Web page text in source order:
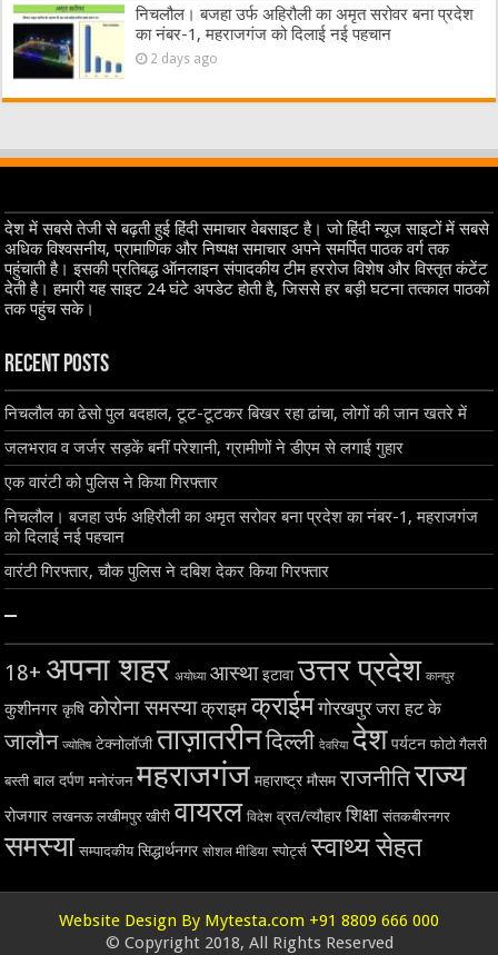
निचलौल। बजहा उर्फ अहिरौली का अमृत सरोवर बना प्रदेश
का नंबर-1, महराजगंज को दिलाई नई पहचान
2 days ago
देश में सबसे तेजी से बढ़ती हुई हिंदी समाचार वेबसाइट है। जो हिंदी न्यूज साइटों में सबसे
अधिक विश्वसनीय, प्रामाणिक और निष्पक्ष समाचार अपने समर्पित पाठक वर्ग तक
पहुंचाती है। इसकी प्रतिबद्ध ऑनलाइन संपादकीय टीम हररोज विशेष और विस्तृत कंटेंट
देती है। हमारी यह साइट 24 घंटे अपडेट होती है, जिससे हर बड़ी घटना तत्काल पाठकों
तक पहुंच सके।
Recent Posts
निचलौल का ढेसो पुल बदहाल, टूट-टूटकर बिखर रहा ढांचा, लोगों की जान खतरे में
जलभराव व जर्जर सड़कें बनीं परेशानी, ग्रामीणों ने डीएम से लगाई गुहार
एक वारंटी को पुलिस ने किया गिरफ्तार
निचलौल। बजहा उर्फ अहिरौली का अमृत सरोवर बना प्रदेश का नंबर-1, महराजगंज
को दिलाई नई पहचान
वारंटी गिरफ्तार, चौक पुलिस ने दबिश देकर किया गिरफ्तार
–
18+ अपना शहर अयोध्या आस्था इटावा उत्तर प्रदेश कानपुर
कुशीनगर कृषि कोरोना समस्या क्राइम क्राईम गोरखपुर जरा हट के
जालौन ज्योतिष टेक्नोलॉजी ताज़ातरीनदिल्ली देवरिया देश पर्यटन फोटो गैलरी
बस्ती बाल दर्पण मनोरंजन महराजगंज महाराष्ट्र मौसम राजनीतिराज्य
रोजगार लखनऊ लखीमपुर खीरी वायरल विदेश व्रत/त्यौहार शिक्षा संतकबीरनगर
समस्या सम्पादकीय सिद्धार्थनगर सोशल मीडिया स्पोर्ट्स स्वाथ्य सेहत
Website Design By Mytesta.com +91 8809 666 000
© Copyright 2018, All Rights Reserved